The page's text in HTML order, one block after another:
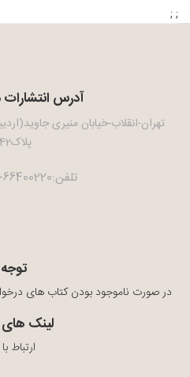
; ;
آدرس انتشارات
تهران-انقلاب-خیابان منیری
پلاک142
تلفن:66400220-66400144
توجه
در صورت ناموجود بودن کتاب های
لینک
ارتباط